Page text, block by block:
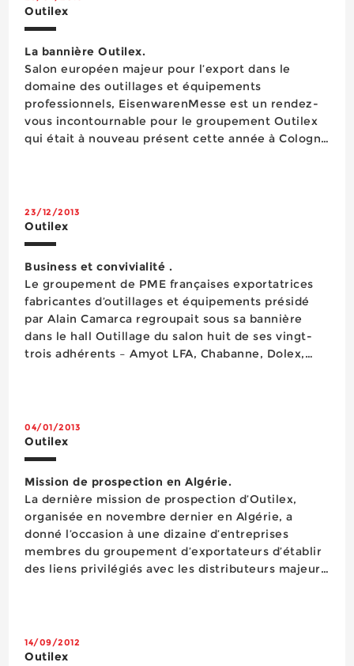
Outilex
La bannière Outilex.
Salon européen majeur pour l’export dans le
domaine des outillages et équipements
professionnels, EisenwarenMesse est un rendez-
vous incontournable pour le groupement Outilex
qui était à nouveau présent cette année à Cologne
entre...
23/12/2013
Outilex
Business et convivialité .
Le groupement de PME françaises exportatrices
fabricantes d’outillages et équipements présidé
par Alain Camarca regroupait sous sa bannière
dans le hall Outillage du salon huit de ses vingt-
trois adhérents – Amyot LFA, Chabanne, Dolex,
04/01/2013
Outilex
Mission de prospection en Algérie.
La dernière mission de prospection d’Outilex,
organisée en novembre dernier en Algérie, a
donné l’occasion à une dizaine d’entreprises
membres du groupement d’exportateurs d’établir
des liens privilégiés avec les distributeurs majeurs
14/09/2012
Outilex